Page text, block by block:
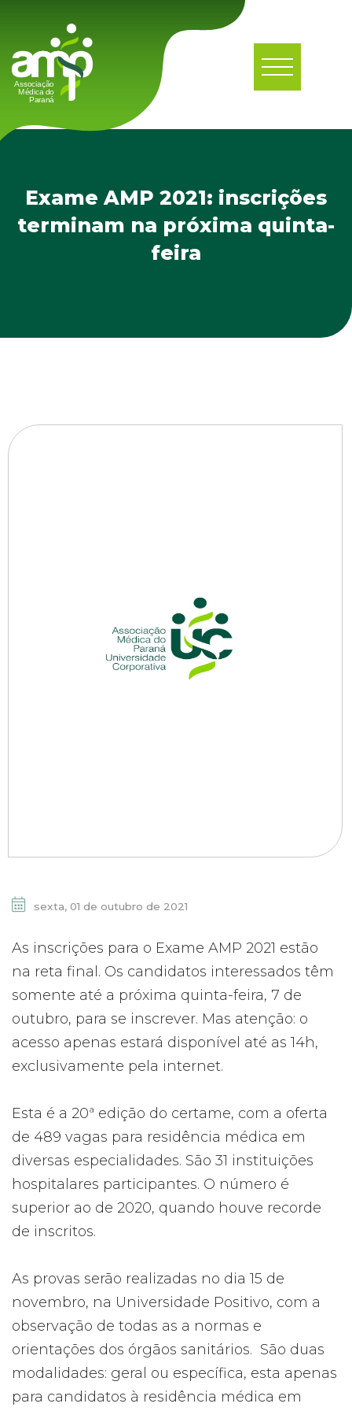
Exame AMP 2021: inscrições
terminam na próxima quinta-
feira
sexta, 01 de outubro de 2021
As inscrições para o Exame AMP 2021 estão
na reta final. Os candidatos interessados têm
somente até a próxima quinta-feira, 7 de
outubro, para se inscrever. Mas atenção: o
acesso apenas estará disponível até as 14h,
exclusivamente pela internet.
Esta é a 20ª edição do certame, com a oferta
de 489 vagas para residência médica em
diversas especialidades. São 31 instituições
hospitalares participantes. O número é
superior ao de 2020, quando houve recorde
de inscritos.
As provas serão realizadas no dia 15 de
novembro, na Universidade Positivo, com a
observação de todas as a normas e
orientações dos órgãos sanitários. São duas
modalidades: geral ou específica, esta apenas
para candidatos à residência médica em